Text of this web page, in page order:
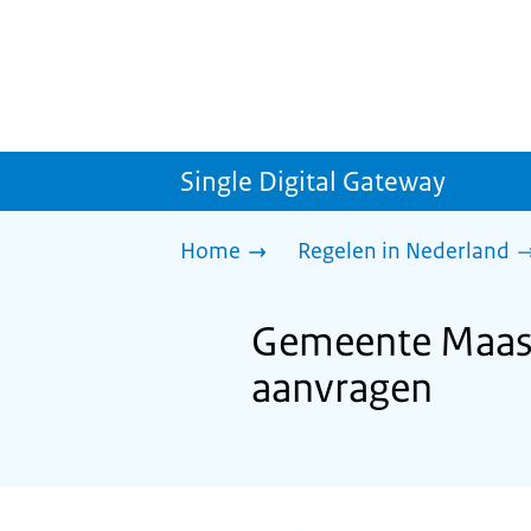
Single Digital Gateway
Home Regelen in Nederland
Gemeente
aanvragen